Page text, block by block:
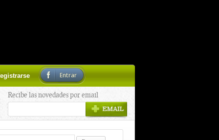
Entrar
Recibe las novedades por email